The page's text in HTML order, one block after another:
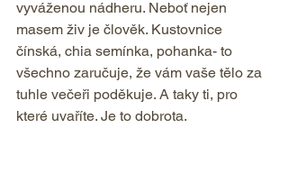
vyváženou nádheru. Neboť nejen
masem živ je člověk. Kustovnice
čínská, chia semínka, pohanka- to
všechno zaručuje, že vám vaše tělo za
tuhle večeři poděkuje. A taky ti, pro
které uvaříte. Je to dobrota.